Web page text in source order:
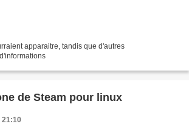
apparaitre, tandis que d'autres
de Steam pour linux
21:10